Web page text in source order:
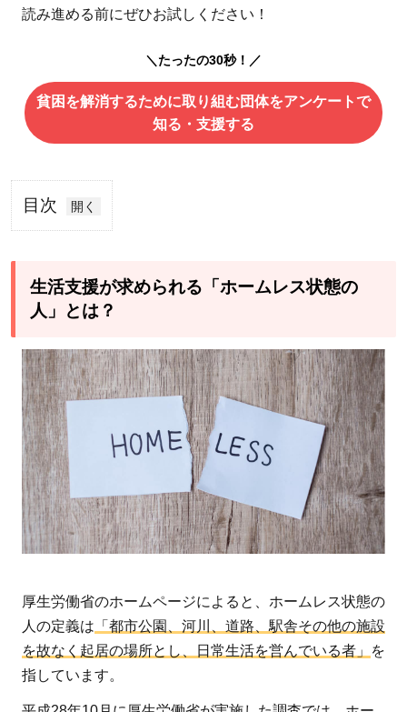
読み進める前にぜひお試しください！
＼たったの30秒！／
貧困を解消するために取り組む団体をアンケートで
知る・支援する
目次
1
支援
が求
れる
「ホ
ーム
レス
状態
の
人」
と
は？
ホー
ムレ
ス状
態の
生活支援が求められる「ホームレス状態の
人」とは？
厚生労働省のホームページによると、ホームレス状態の
人の定義は 「都市公園、河川、道路、駅舎その他の施設
を故なく起居の場所とし、日常生活を営んでいる者」
を
指しています。